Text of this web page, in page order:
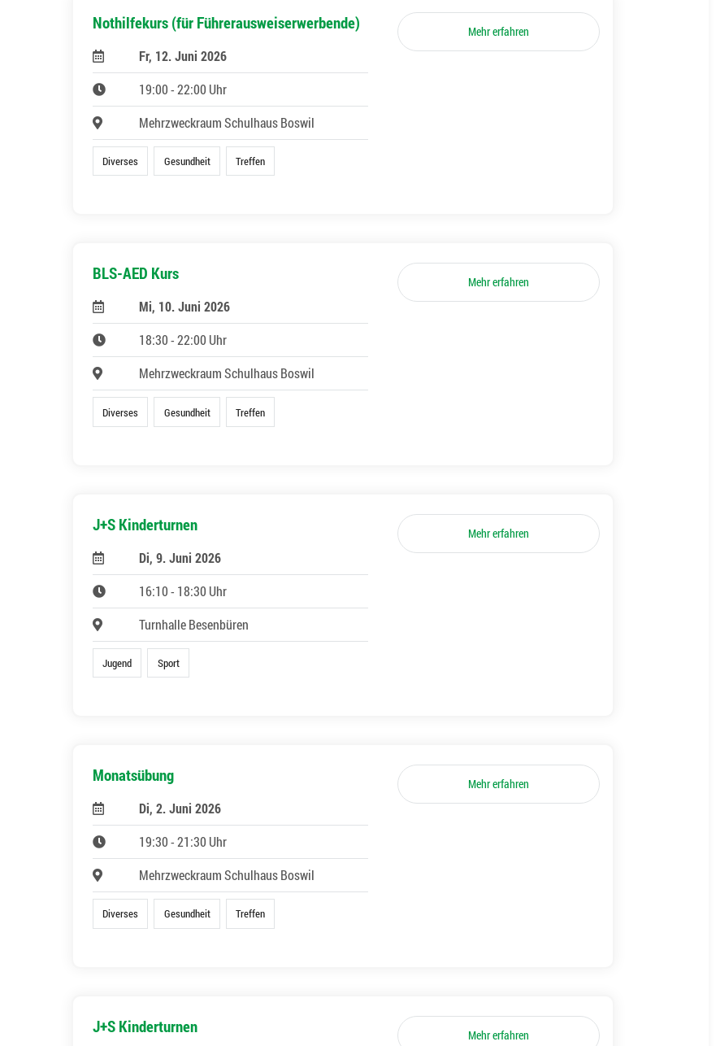
Nothilfekurs (für Führerausweiserwerbende)
Fr, 12. Juni 2026
19:00 - 22:00 Uhr
Mehrzweckraum Schulhaus Boswil
Diverses Gesundheit Treffen
Mehr erfahren
BLS-AED Kurs
Mi, 10. Juni 2026
18:30 - 22:00 Uhr
Mehrzweckraum Schulhaus Boswil
Diverses Gesundheit Treffen
Mehr erfahren
J+S Kinderturnen
Di, 9. Juni 2026
16:10 - 18:30 Uhr
Turnhalle Besenbüren
Jugend Sport
Mehr erfahren
Monatsübung
Di, 2. Juni 2026
19:30 - 21:30 Uhr
Mehrzweckraum Schulhaus Boswil
Diverses Gesundheit Treffen
Mehr erfahren
J+S Kinderturnen Mehr erfahren